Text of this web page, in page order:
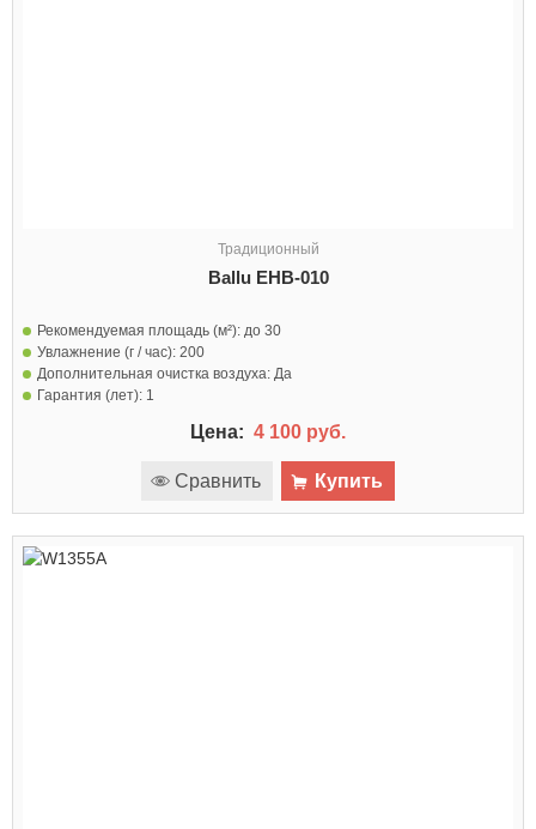
Традиционный
Ballu EHB-010
Рекомендуемая площадь (м²): до 30
Увлажнение (г / час): 200
Дополнительная очистка воздуха: Да
Гарантия (лет): 1
Цена: 4 100 руб.
Сравнить Купить